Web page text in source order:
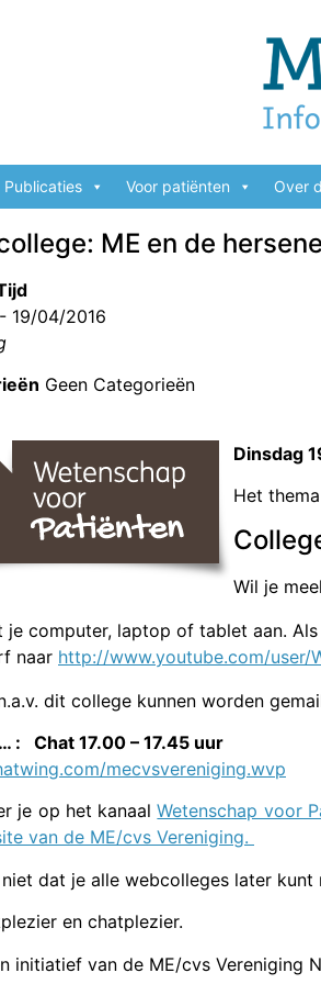
Publicaties Voor patiënten Over
ME en de
19/04/2016
Geen Categorieën
Dinsdag
Het
Wil je
je computer, laptop of tablet aan.
naar http://www.youtube.com/user/
dit college kunnen worden
: Chat 17.00 – 17.45 uur
mecvsvereniging.wvp
je op het kanaalWetenschap voor
van de ME/cvs Vereniging.
dat je alle webcolleges later
en chatplezier.
initiatief van de ME/cvs Vereniging